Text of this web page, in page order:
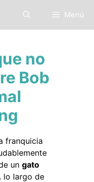
Menú
no
Bob
franquicia
un gato
lo largo de